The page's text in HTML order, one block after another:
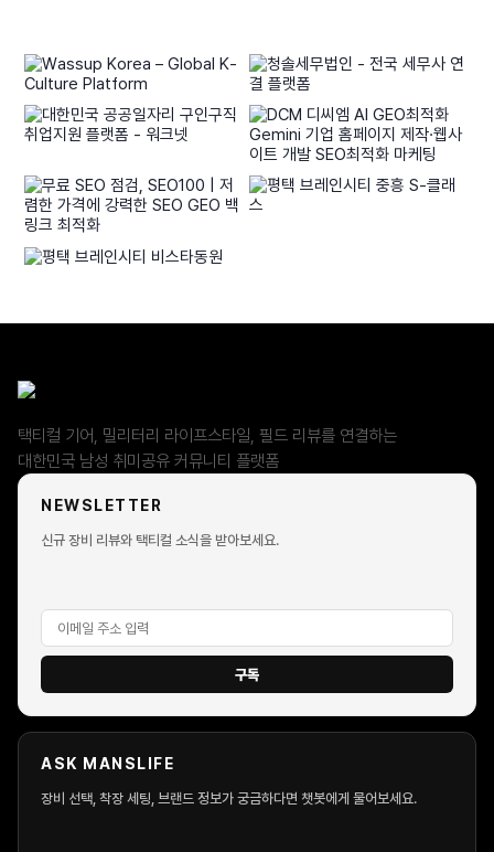
택티컬 기어, 밀리터리 라이프스타일, 필드 리뷰를 연결하는
대한민국 남성 취미공유 커뮤니티 플랫폼
NEWSLETTER
신규 장비 리뷰와 택티컬 소식을 받아보세요.
구독
ASK MANSLIFE
장비 선택, 착장 세팅, 브랜드 정보가 궁금하다면 챗봇에게 물어보세요.